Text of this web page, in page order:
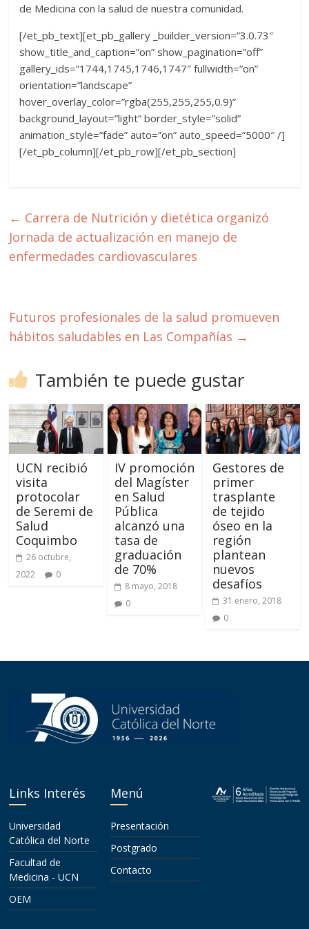
de Medicina con la salud de nuestra comunidad.
[/et_pb_text][et_pb_gallery _builder_version=”3.0.73″
show_title_and_caption=”on” show_pagination=”off”
gallery_ids=”1744,1745,1746,1747″ fullwidth=”on”
orientation=”landscape”
hover_overlay_color=”rgba(255,255,255,0.9)”
background_layout=”light” border_style=”solid”
animation_style=”fade” auto=”on” auto_speed=”5000″ /]
[/et_pb_column][/et_pb_row][/et_pb_section]
← Carrera de Nutrición y dietética organizó
Jornada de actualización en manejo de
enfermedades cardiovasculares
Futuros profesionales de la salud promueven
hábitos saludables en Las Compañías →
También te puede gustar
UCN recibió
visita
protocolar
de Seremi de
Salud
Coquimbo
26 octubre,
2022
0
IV promoción
del Magíster
en Salud
Pública
alcanzó una
tasa de
graduación
de 70%
8 mayo, 2018
0
Gestores de
primer
trasplante
de tejido
óseo en la
región
plantean
nuevos
desafíos
31 enero, 2018
0
Links Interés
Universidad
Católica del Norte
Facultad de
Medicina - UCN
OEM
Menú
Presentación
Postgrado
Contacto